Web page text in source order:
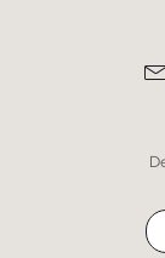
He leído y
*